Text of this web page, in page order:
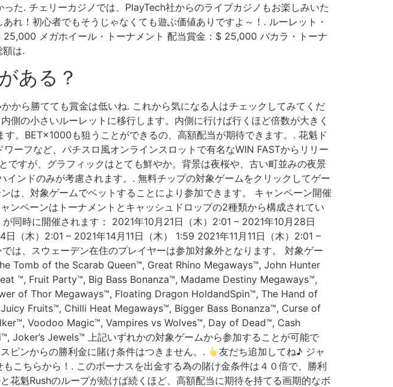
た. チェリーカジノでは、PlayTech社からのライブカジノもお楽しみいた
！初心者でもそうじゃなくても遊ぶ価値ありですよ～！. ルーレット・
メガホイール・トーナメント 配当賞金：$ 25,000 バカラ・トーナ
は.
ある？
から勝てても賞金は低いね. これから気になる人はチェックしてみてくだ
の小さいルーレットに移行します。内側に行けば行くほど倍数が大きく
。BET×1000も狙うことができるの、高額配当が期待できます。. 花魁ド
ーフなど、パチスロ風オンラインスロットで有名なWIN FASTからリリー
すが、グラフィックはとても鮮やか。背景は夜桜や、古い町並みの夜景
ンドのみが考慮されます。. 無料チップの対象ゲームをクリックしてゲー
は、対象ゲームでベットすることにより参加できます。 キャンペーン開催
ペーンはトーナメントとキャッシュドロップの2種類から構成されてい
同時に開催されます： 2021年10月21日（木）2:01 – 2021年10月28日
（木）2:01 – 2021年14月11日（木） 1:59 2021年11月11日（木）2:01 –
は、スウェーデン在住のプレイヤーは参加対象外となります。 対象ゲー
Tomb of the Scarab Queen™, Great Rhino Megaways™, John Hunter
™, Fruit Party™, Big Bass Bonanza™, Madame Destiny Megaways™,
of Thor Megaways™, Floating Dragon HoldandSpin™, The Hand of
Fruits™, Chilli Heat Megaways™, Bigger Bass Bonanza™, Curse of
Voodoo Magic™, Vampires vs Wolves™, Day of Dead™, Cash
Jewels™ 上記いずれかの対象ゲームから参加することが可能で
ピンからの勝利金に賭け条件はつきません。.
友だち追加してね♪ ジャ
こちらから！. このボーナスを出金する為の賭け金条件は４０倍で、勝利
魁Rushのループが続けば続くほど、高額配当に期待を持てる画期的なボ